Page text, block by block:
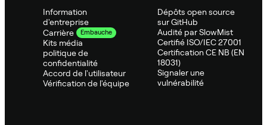
Information
d'entreprise
Carrière
Embauche
Kits média
politique de
confidentialité
Accord de l'utilisateur
Vérification de l'équipe
Dépôts open source
sur GitHub
Audité par SlowMist
Certifié ISO/IEC 27001
Certification CE NB (EN
18031)
Signaler une
vulnérabilité